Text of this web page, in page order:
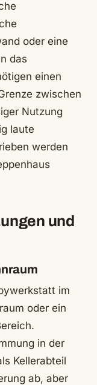
oder eine
das
einen
zwischen
Nutzung
laute
werden
und
im
oder ein
in der
Kellerabteil
ab, aber